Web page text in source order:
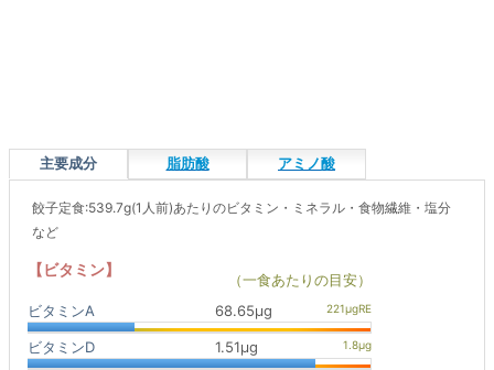
主要成分 脂肪酸 アミノ酸
餃子定食:539.7g(1人前)あたりのビタミン・ミネラル・食物繊維・塩分
など
【ビタミン】
（一食あたりの目安）
ビタミンA
68.65μg
ビタミンD 1.51μg